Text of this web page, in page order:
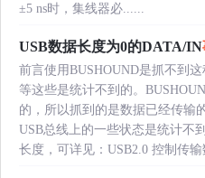
±5 ns时，集线器必......
USB数据长度为0的DATA/IN
前言使用BUSHOUND是抓不到
等这些是统计不到的。
的，所以抓到的是数据已经传输
USB总线上的一些状态是统计不
长度，可详见：USB2.0 控制传输